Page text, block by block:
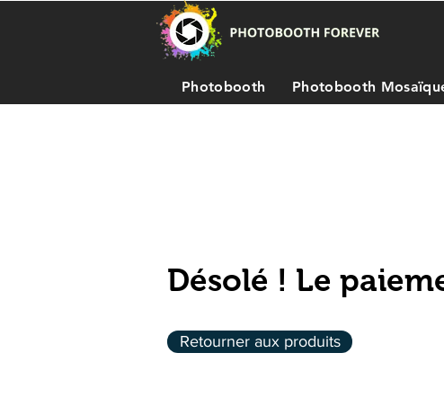
Photobooth Photobooth
Désolé ! Le
Retourner aux produits